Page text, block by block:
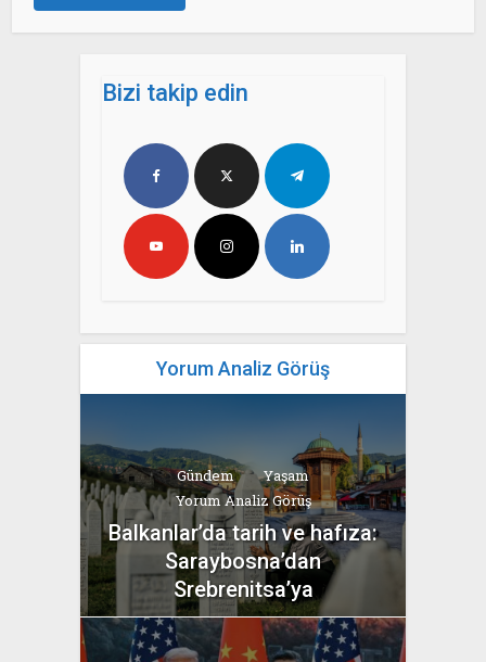
Bizi takip edin
Yorum Analiz Görüş
Gündem
Yaşam
Yorum Analiz Görüş
Balkanlar’da tarih ve hafıza:
Saraybosna’dan
Srebrenitsa’ya
yazan
Bahri Ak